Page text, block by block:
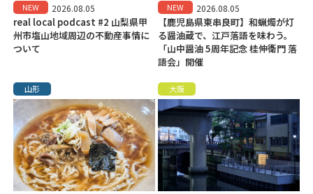
NEW 2026.08.05
real local podcast #2 山梨県甲
州市塩山地域周辺の不動産事情に
ついて
NEW 2026.08.05
【鹿児島県東串良町】和蝋燭が灯
る醤油蔵で、江戸落語を味わう。
「山中醤油 5周年記念 桂伸衛門 落
語会」開催
山形 大阪